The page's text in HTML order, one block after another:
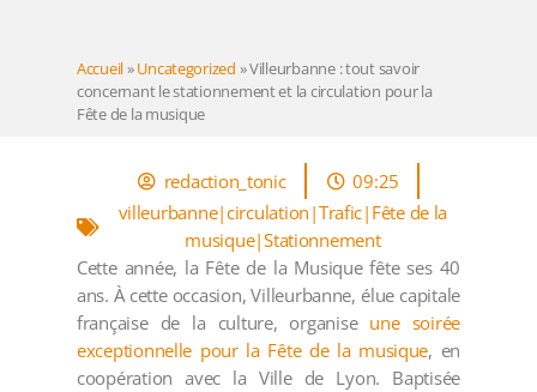
Accueil»Uncategorized »Villeurbanne : tout savoir
concernant le stationnement et la circulation pour la
Fête de la musique
redaction_tonic
09:25
villeurbanne|circulation|Trafic|Fête de la
musique|Stationnement
Cette année, la Fête de la Musique fête ses 40
ans. À cette occasion, Villeurbanne, élue capitale
française de la culture, organise une soirée
exceptionnelle pour la Fête de la musique, en
coopération avec la Ville de Lyon. Baptisée